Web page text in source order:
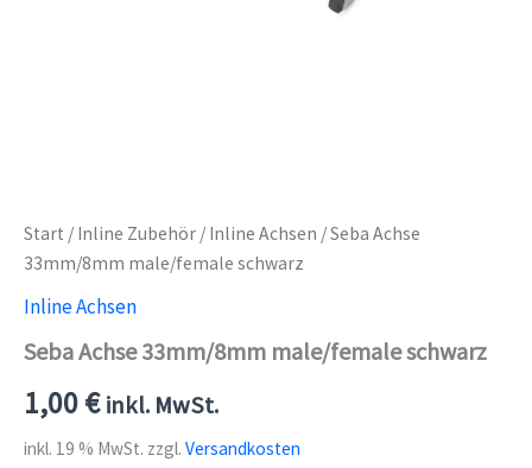
Start / Inline Zubehör / Inline Achsen / Seba Achse
33mm/8mm male/female schwarz
Inline Achsen
Seba Achse 33mm/8mm male/female schwarz
1,00€ inkl. MwSt.
inkl. 19 % MwSt. zzgl. Versandkosten